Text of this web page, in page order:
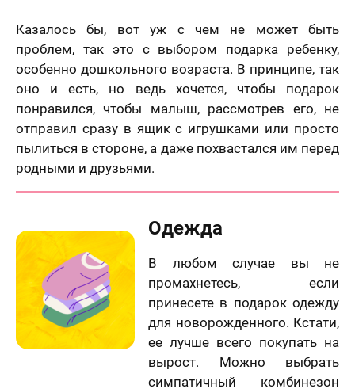
Казалось бы, вот уж с чем не может быть
проблем, так это с выбором подарка ребенку,
особенно дошкольного возраста. В принципе, так
оно и есть, но ведь хочется, чтобы подарок
понравился, чтобы малыш, рассмотрев его, не
отправил сразу в ящик с игрушками или просто
пылиться в стороне, а даже похвастался им перед
родными и друзьями.
Одежда
В любом случае вы не
промахнетесь, если
принесете в подарок одежду
для новорожденного. Кстати,
ее лучше всего покупать на
вырост. Можно выбрать
симпатичный комбинезон